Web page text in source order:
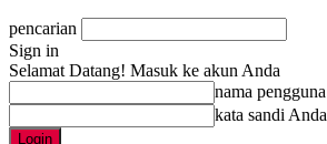
pencarian
Sign in
Selamat Datang! Masuk ke akun Anda
nama pengguna
kata sandi Anda